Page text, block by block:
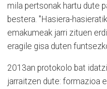
mila pertsonak hartu dute
bestera. "Hasiera-
emakumeak jarri zituen
eragile gisa duten
2013an protokolo bat
jarraitzen dute: formazioa